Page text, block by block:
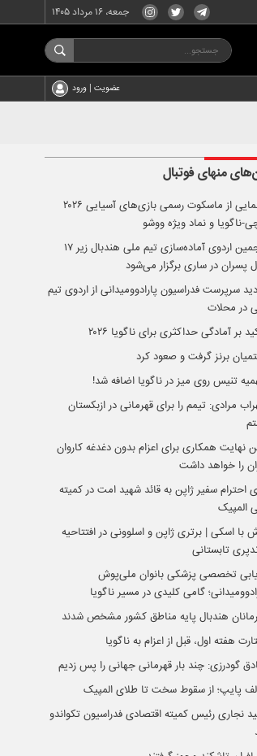
جمعه، ۱۶ مرداد ۱۴۰۵
عضویت | ورود
منهای فوتبال
رونمایی از ماسکوت رسمی بازی‌های آسیایی ۲۰۲۶
ناگویا و نماد ویژه ووشو
پنجمین اردوی آماده‌سازی تیم ملی هندبال زیر ۱۷
پسران در ساری برگزار می‌شود
سرپرست فدراسیون پارادوومیدانی از اردوی تیم
در محلات
بر آمادگی حداکثری برای ناگویا ۲۰۲۶
برنز گرفت و صعود کرد
تنیس روی میز در ناگویا اضافه شد!
مرادی: تیمم را برای قهرمانی در ازبکستان
نهایت همکاری برای اعزام بدون دغدغه کاروان
را خواهد داشت
احترام سفیر ژاپن به قائد شهید امت در کمیته
المپیک
با اسکی | برتری ژاپن و اسلوونی در افتتاحیه
تابستانی
تخصصی پزشکی بانوان ملی‌پوش
گامی کلیدی در مسیر ناگویا
هندبال پایه مناطق کشور مشخص شدند
هفته اول، قبل از اعزام به ناگویا
گودرزی: چند بار قهرمانی جهانی را پس زدیم
پایپ؛ از سقوط سخت تا طلای المپیک
نجاری رئیس کمیته اقتصادی فدراسیون تکواندو